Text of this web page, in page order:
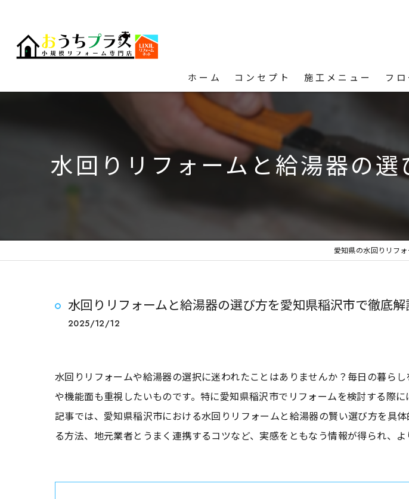
ホーム コンセプト 施工メニュー フロ
水回りリフォームと給湯器の
愛知県の水回りリフ
水回りリフォームと給湯器の選び方を愛知県稲沢市で徹底解
2025/12/12
水回りリフォームや給湯器の選択に迷われたことはありませんか？毎日の暮ら
や機能面も重視したいものです。特に愛知県稲沢市でリフォームを検討する際
記事では、愛知県稲沢市における水回りリフォームと給湯器の賢い選び方を具
る方法、地元業者とうまく連携するコツなど、実感をともなう情報が得られ、